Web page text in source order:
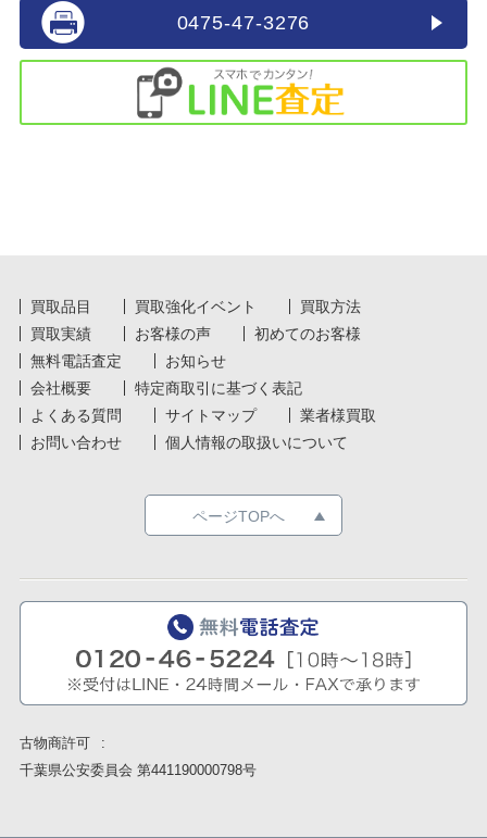
0475-47-3276
買取品目 買取強化イベント
買取方法
買取実績
お客様の声
初めてのお客様
無料電話査定
お知らせ
会社概要
特定商取引に基づく表記
よくある質問
サイトマップ
業者様買取
お問い合わせ
個人情報の取扱いについて
ページTOPへ
古物商許可
千葉県公安委員会 第441190000798号